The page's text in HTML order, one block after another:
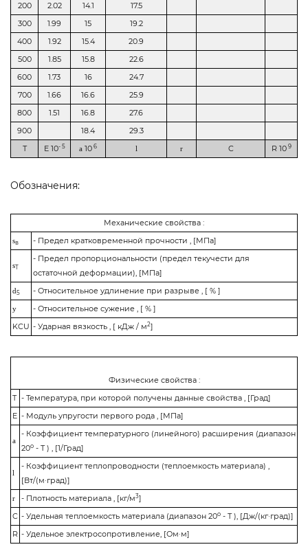
200
2.02 14.1
17.5
300
1.99 15
19.2
400
1.92 15.4
20.9
500
1.85 15.8
22.6
600
1.73 16
24.7
700
1.66 16.6
25.9
800
1.51 16.8
27.6
900
18.4
29.3
T
E 10- 5 a 10 6 l r C R 109
Обозначения:
Механические свойства :
sв - Предел кратковременной прочности , [МПа]
sT
- Предел пропорциональности (предел текучести для
остаточной деформации), [МПа]
d5 - Относительное удлинение при разрыве , [ % ]
y
- Относительное сужение , [ % ]
KCU - Ударная вязкость , [ кДж / м2]
Физические свойства :
T - Температура, при которой получены данные свойства , [Град]
E - Модуль упругости первого рода , [МПа]
a
- Коэффициент температурного (линейного) расширения (диапазон
20o - T ) , [1/Град]
l
- Коэффициент теплопроводности (теплоемкость материала) ,
[Вт/(м·град)]
r - Плотность материала , [кг/м3]
C - Удельная теплоемкость материала (диапазон 20o - T ), [Дж/(кг·град)]
R - Удельное электросопротивление, [Ом·м]